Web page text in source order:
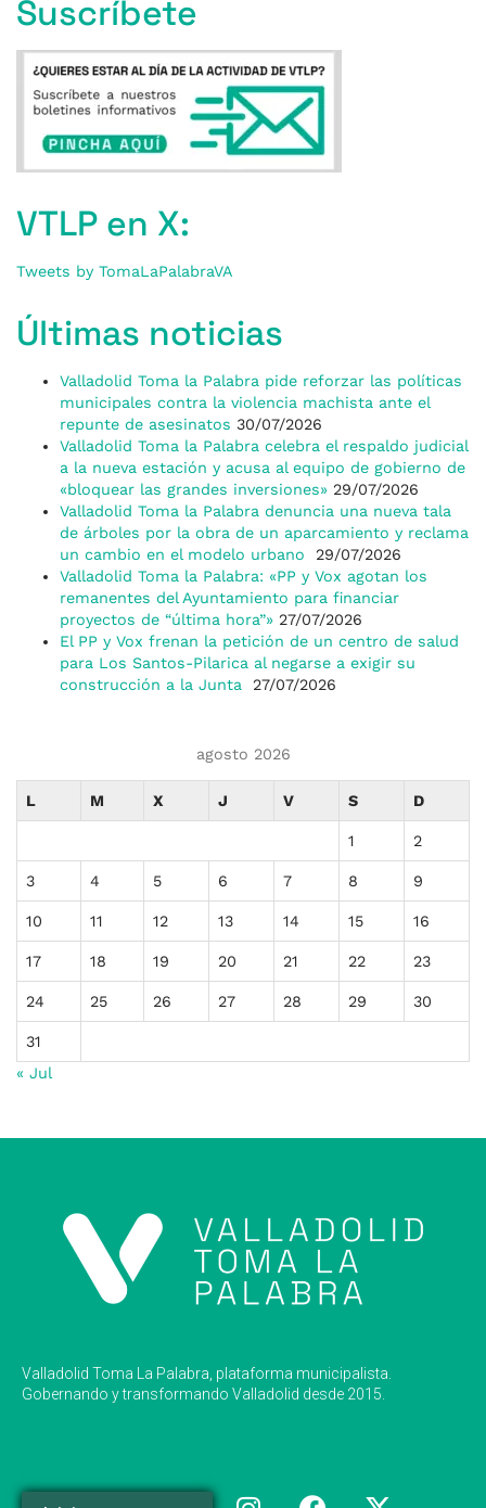
Suscríbete
VTLP en X:
Tweets by TomaLaPalabraVA
Últimas noticias
Valladolid Toma la Palabra pide reforzar las políticas
municipales contra la violencia machista ante el
repunte de asesinatos 30/07/2026
Valladolid Toma la Palabra celebra el respaldo judicial
a la nueva estación y acusa al equipo de gobierno de
«bloquear las grandes inversiones» 29/07/2026
Valladolid Toma la Palabra denuncia una nueva tala
de árboles por la obra de un aparcamiento y reclama
un cambio en el modelo urbano
29/07/2026
Valladolid Toma la Palabra: «PP y Vox agotan los
remanentes del Ayuntamiento para financiar
proyectos de “última hora”» 27/07/2026
El PP y Vox frenan la petición de un centro de salud
para Los Santos-Pilarica al negarse a exigir su
construcción a la Junta
27/07/2026
agosto 2026
L M X J V S D
1 2
3 4 5 6 7 8 9
10 11 12 13 14 15 16
17 18 19 20 21 22 23
24 25 26 27 28 29 30
31
« Jul
Valladolid Toma La Palabra, plataforma municipalista.
Gobernando y transformando Valladolid desde 2015.